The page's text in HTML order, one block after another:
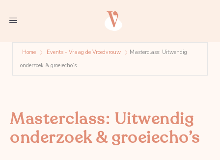
Home Events - Vraag de Vroedvrouw
Masterclass: Uitwendig
onderzoek & groeiecho’s
Masterclass: Uitwendig
onderzoek & groeiecho’s